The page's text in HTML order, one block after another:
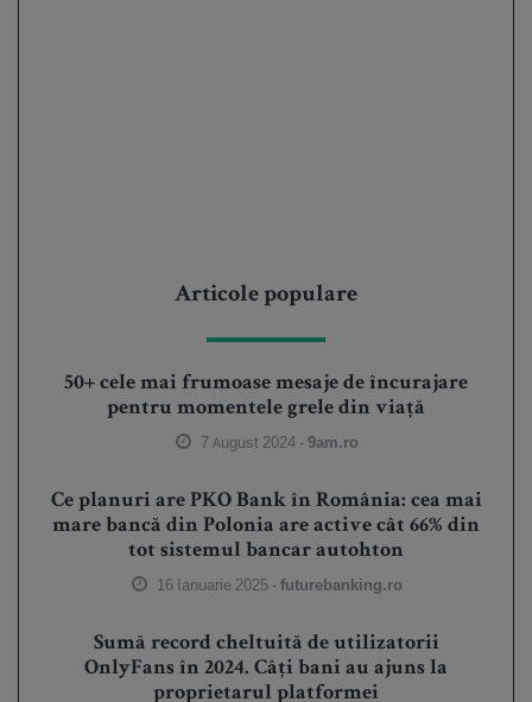
Articole populare
50+ cele mai frumoase mesaje de încurajare
pentru momentele grele din viață
7 August 2024 -9am.ro
Ce planuri are PKO Bank în România: cea mai
mare bancă din Polonia are active cât 66% din
tot sistemul bancar autohton
16 Ianuarie 2025 -futurebanking.ro
Sumă record cheltuită de utilizatorii
OnlyFans în 2024. Câți bani au ajuns la
proprietarul platformei